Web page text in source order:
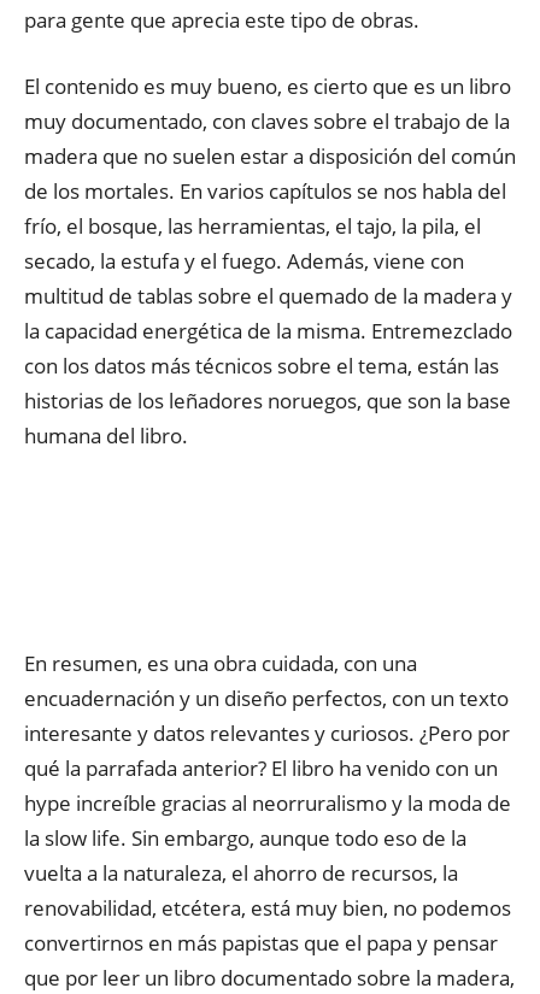
para gente que aprecia este tipo de obras.
El contenido es muy bueno, es cierto que es un libro
muy documentado, con claves sobre el trabajo de la
madera que no suelen estar a disposición del común
de los mortales. En varios capítulos se nos habla del
frío, el bosque, las herramientas, el tajo, la pila, el
secado, la estufa y el fuego. Además, viene con
multitud de tablas sobre el quemado de la madera y
la capacidad energética de la misma. Entremezclado
con los datos más técnicos sobre el tema, están las
historias de los leñadores noruegos, que son la base
humana del libro.
En resumen, es una obra cuidada, con una
encuadernación y un diseño perfectos, con un texto
interesante y datos relevantes y curiosos. ¿Pero por
qué la parrafada anterior? El libro ha venido con un
hype increíble gracias al neorruralismo y la moda de
la slow life. Sin embargo, aunque todo eso de la
vuelta a la naturaleza, el ahorro de recursos, la
renovabilidad, etcétera, está muy bien, no podemos
convertirnos en más papistas que el papa y pensar
que por leer un libro documentado sobre la madera,